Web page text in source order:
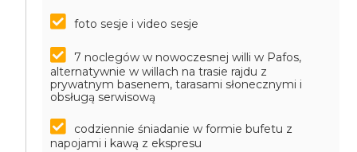
foto sesje i video sesje
7 noclegów w nowoczesnej willi w Pafos,
alternatywnie w willach na trasie rajdu z
prywatnym basenem, tarasami słonecznymi i
obsługą serwisową
codziennie śniadanie w formie bufetu z
napojami i kawą z ekspresu